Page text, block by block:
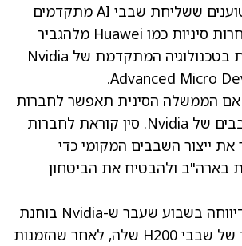
בממשל טראמפ טוענים ששליחת שבבי AI מתקדמים
לסין מרתיעה מתחרות סיניות כמו Huawei מלהגביר
מאמצים להתחרות בטכנולוגיה המתקדמת של Nvidia
.
אם הממשלה הסינית תאפשר לחברות
במדינה לרכוש שבבים של Nvidia. סין קוראת לחברות
את ייצור השבבים המקומי כדי
בארה"ב ולהבטיח את הביטחון
דיווחה בשבוע שעבר ש-Nvidia בוחנת
להגדיל את הייצור של שבבי H200 שלה, לאחר שהזמנות